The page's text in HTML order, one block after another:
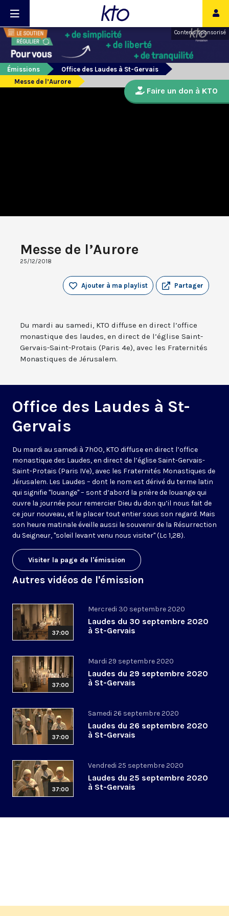
Contenu sponsorisé
Émissions
Office des Laudes à St-Gervais
Messe de l’Aurore
Messe de l’Aurore
25/12/2018
Partager
Ajouter à ma playlist
Du mardi au samedi, KTO diffuse en direct l’office
monastique des laudes, en direct de l’église Saint-
Gervais-Saint-Protais (Paris 4e), avec les Fraternités
Monastiques de Jérusalem.
Office des Laudes à St-
Gervais
Du mardi au samedi à 7h00, KTO diffuse en direct l’office
monastique des Laudes, en direct de l’église Saint-Gervais-
Saint-Protais (Paris IVe), avec les Fraternités Monastiques de
Jérusalem. Les Laudes – dont le nom est dérivé du terme latin
qui signifie "louange" – sont d’abord la prière de louange qui
ouvre la journée pour remercier Dieu du don qu’il nous fait de
ce jour nouveau, et le placer tout entier sous son regard. Mais
son heure matinale éveille aussi le souvenir de la Résurrection
du Seigneur, "soleil levant venu nous visiter" (Lc 1,28).
Visiter la page de l'émission
Autres vidéos de l'émission
37:00
Mercredi 30 septembre 2020
Laudes du 30 septembre 2020
à St-Gervais
37:00
Mardi 29 septembre 2020
Laudes du 29 septembre 2020
à St-Gervais
37:00
Samedi 26 septembre 2020
Laudes du 26 septembre 2020
à St-Gervais
37:00
Vendredi 25 septembre 2020
Laudes du 25 septembre 2020
à St-Gervais
Faire un don à KTO